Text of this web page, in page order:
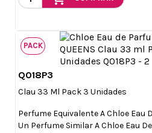
Q018P3
Clau 33 Ml Pack 3 Unidades
Perfume Equivalente A Chloe Eau
Un Perfume Similar A Chloe Eau
PACK